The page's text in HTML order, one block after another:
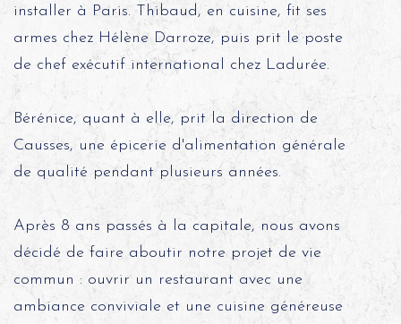
installer à Paris. Thibaud, en cuisine, fit ses
armes chez Hélène Darroze, puis prit le poste
de chef exécutif international chez Ladurée.
Bérénice, quant à elle, prit la direction de
Causses, une épicerie d'alimentation générale
de qualité pendant plusieurs années.
Après 8 ans passés à la capitale, nous avons
décidé de faire aboutir notre projet de vie
commun : ouvrir un restaurant avec une
ambiance conviviale et une cuisine généreuse